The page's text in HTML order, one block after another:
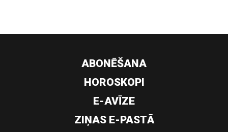
ABONĒŠANA
HOROSKOPI
E-AVĪZE
ZIŅAS E-PASTĀ